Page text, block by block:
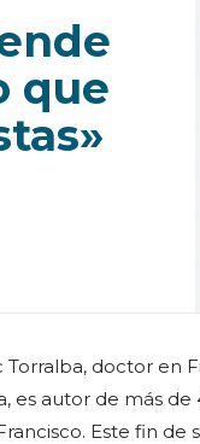
que
Torralba, doctor en
es autor de más
Este fin de